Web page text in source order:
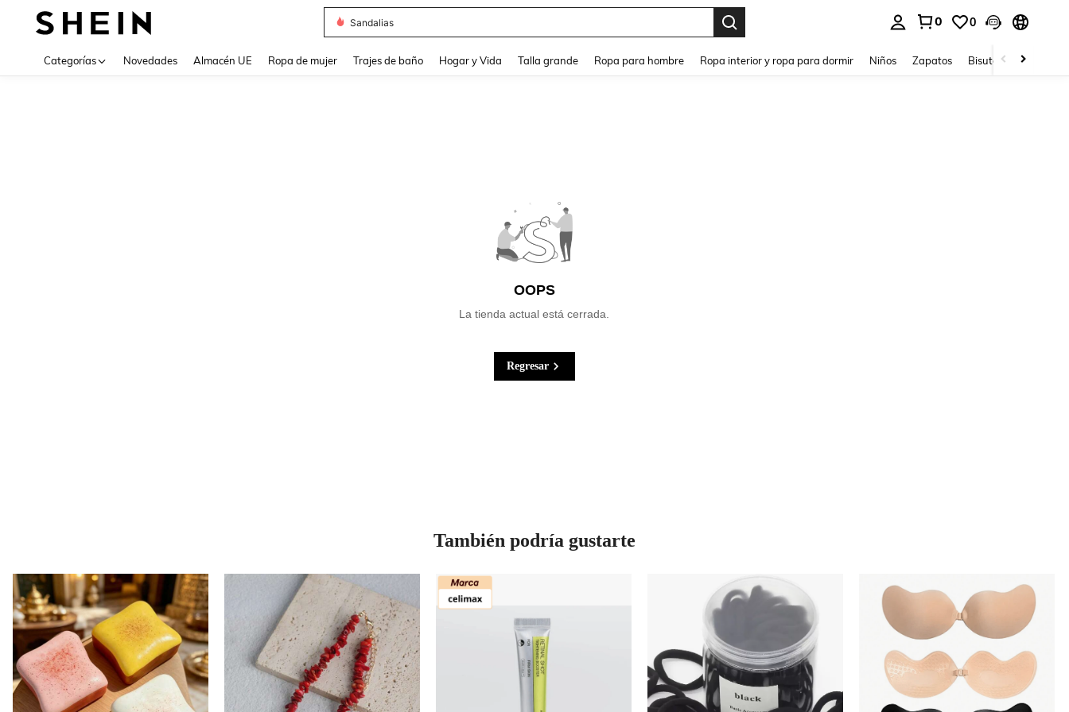
Sandalias
0 0
Categorías Novedades Almacén UE Ropa de mujer Trajes de baño Hogar y Vida Talla grande Ropa para hombre Ropa interior y ropa para dormir Niños Zapatos Bisutería Y
OOPS
La tienda actual está cerrada.
Regresar
También podría gustarte